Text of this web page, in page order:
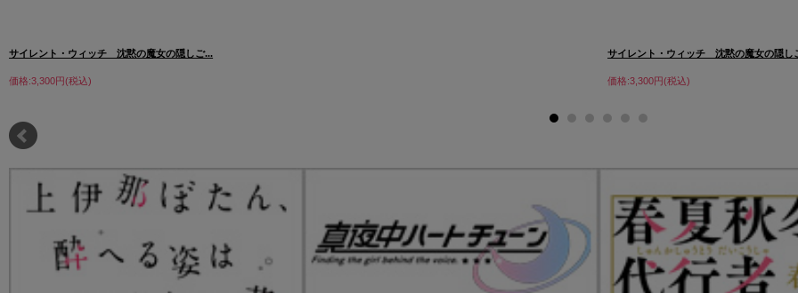
サイレント・ウィッチ 沈黙の魔女の隠しご...
価格:3,300円(税込)
サイレント・ウィッチ 沈黙の魔女の隠し
価格:3,300円(税込)